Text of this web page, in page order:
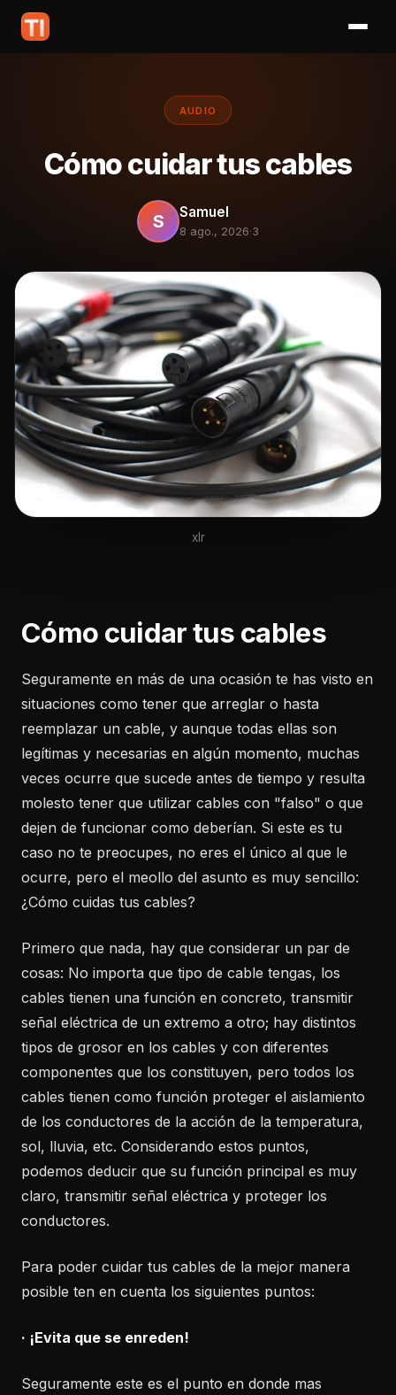
AUDIO
Cómo cuidar tus cables
S Samuel
8 ago., 2026·3
xlr
Cómo cuidar tus cables
Seguramente en más de una ocasión te has visto en
situaciones como tener que arreglar o hasta
reemplazar un cable, y aunque todas ellas son
legítimas y necesarias en algún momento, muchas
veces ocurre que sucede antes de tiempo y resulta
molesto tener que utilizar cables con "falso" o que
dejen de funcionar como deberían. Si este es tu
caso no te preocupes, no eres el único al que le
ocurre, pero el meollo del asunto es muy sencillo:
¿Cómo cuidas tus cables?
Primero que nada, hay que considerar un par de
cosas: No importa que tipo de cable tengas, los
cables tienen una función en concreto, transmitir
señal eléctrica de un extremo a otro; hay distintos
tipos de grosor en los cables y con diferentes
componentes que los constituyen, pero todos los
cables tienen como función proteger el aislamiento
de los conductores de la acción de la temperatura,
sol, lluvia, etc. Considerando estos puntos,
podemos deducir que su función principal es muy
claro, transmitir señal eléctrica y proteger los
conductores.
Para poder cuidar tus cables de la mejor manera
posible ten en cuenta los siguientes puntos:
· ¡Evita que se enreden!
Seguramente este es el punto en donde mas